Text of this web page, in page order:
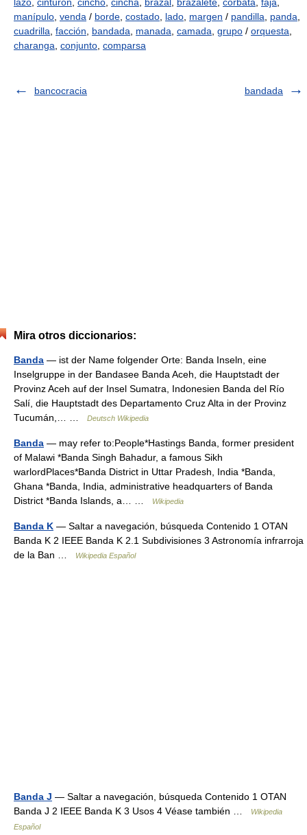
lazo, cinturón, cincho, cincha, brazal, brazalete, corbata, faja,
manípulo, venda / borde, costado, lado, margen / pandilla, panda,
cuadrilla, facción, bandada, manada, camada, grupo / orquesta,
charanga, conjunto, comparsa
bancocracia bandada
Mira otros diccionarios:
Banda — ist der Name folgender Orte: Banda Inseln, eine
Inselgruppe in der Bandasee Banda Aceh, die Hauptstadt der
Provinz Aceh auf der Insel Sumatra, Indonesien Banda del Río
Salí, die Hauptstadt des Departamento Cruz Alta in der Provinz
Tucumán,… …
Deutsch Wikipedia
Banda — may refer to:People*Hastings Banda, former president
of Malawi *Banda Singh Bahadur, a famous Sikh
warlordPlaces*Banda District in Uttar Pradesh, India *Banda,
Ghana *Banda, India, administrative headquarters of Banda
District *Banda Islands, a… …
Wikipedia
Banda K — Saltar a navegación, búsqueda Contenido 1 OTAN
Banda K 2 IEEE Banda K 2.1 Subdivisiones 3 Astronomía infrarroja
de la Ban …
Wikipedia Español
Banda J — Saltar a navegación, búsqueda Contenido 1 OTAN
Banda J 2 IEEE Banda K 3 Usos 4 Véase también …
Wikipedia
Español